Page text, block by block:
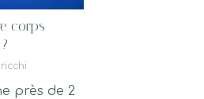
corps
près de 2